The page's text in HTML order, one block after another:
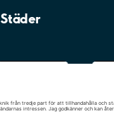
Städer